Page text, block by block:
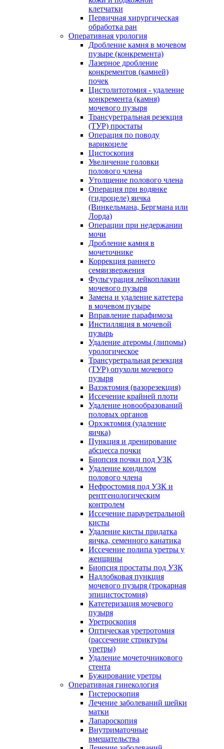
клетчатки
Первичная хирургическая
обработка ран
Оперативная урология
Дробление камня в мочевом
пузыре (конкремента)
Лазерное дробление
конкрементов (камней)
почек
Цистолитотомия - удаление
конкремента (камня)
мочевого пузыря
Трансуретральная резекция
(ТУР) простаты
Операция по поводу
варикоцеле
Цистоскопия
Увеличение головки
полового члена
Утолщение полового члена
Операция при водянке
(гидроцеле) яичка
(Винкельмана, Бергмана или
Лорда)
Операции при недержании
мочи
Дробление камня в
мочеточнике
Коррекция раннего
семяизвержения
Фульгурация лейкоплакии
мочевого пузыря
Замена и удаление катетера
в мочевом пузыре
Вправление парафимоза
Инстилляция в мочевой
пузырь
Удаление атеромы (липомы)
урологическое
Трансуретральная резекция
(ТУР) опухоли мочевого
пузыря
Вазэктомия (вазорезекция)
Иссечение крайней плоти
Удаление новообразований
половых органов
Орхэктомия (удаление
яичка)
Пункция и дренирование
абсцесса почки
Биопсия почки под УЗК
Удаление кондилом
полового члена
Нефростомия под УЗК и
рентгенологическим
контролем
Иссечение парауретральной
кисты
Удаление кисты придатка
яичка, семенного канатика
Иссечение полипа уретры у
женщины
Биопсия простаты под УЗК
Надлобковая пункция
мочевого пузыря (трокарная
эпицистостомия)
Катетеризация мочевого
пузыря
Уретроскопия
Оптическая уретротомия
(рассечение стриктуры
уретры)
Удаление мочеточникового
стента
Бужирование уретры
Оперативная гинекология
Гистероскопия
Лечение заболеваний шейки
матки
Лапароскопия
Внутриматочные
вмешательства